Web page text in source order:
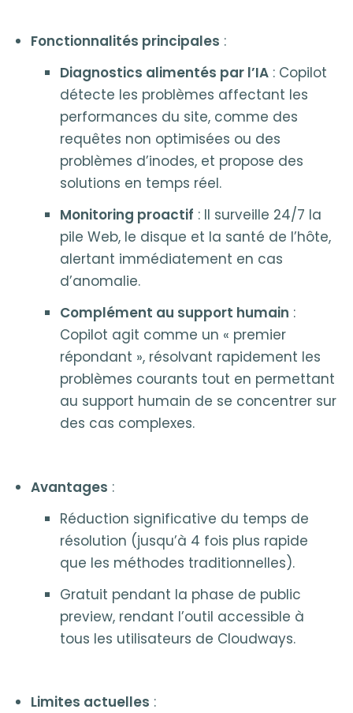
Fonctionnalités principales :
Diagnostics alimentés par l’IA: Copilot
détecte les problèmes affectant les
performances du site, comme des
requêtes non optimisées ou des
problèmes d’inodes, et propose des
solutions en temps réel.
Monitoring proactif : Il surveille 24/7 la
pile Web, le disque et la santé de l’hôte,
alertant immédiatement en cas
d’anomalie.
Complément au support humain :
Copilot agit comme un « premier
répondant », résolvant rapidement les
problèmes courants tout en permettant
au support humain de se concentrer sur
des cas complexes.
Avantages :
Réduction significative du temps de
résolution (jusqu’à 4 fois plus rapide
que les méthodes traditionnelles).
Gratuit pendant la phase de public
preview, rendant l’outil accessible à
tous les utilisateurs de Cloudways.
Limites actuelles :